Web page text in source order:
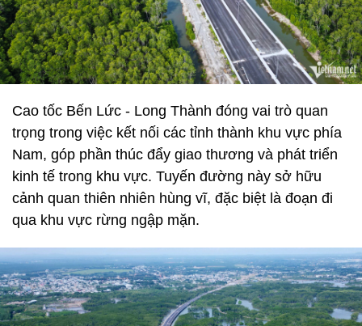
Cao tốc Bến Lức - Long Thành đóng vai trò quan
trọng trong việc kết nối các tỉnh thành khu vực phía
Nam, góp phần thúc đẩy giao thương và phát triển
kinh tế trong khu vực. Tuyến đường này sở hữu
cảnh quan thiên nhiên hùng vĩ, đặc biệt là đoạn đi
qua khu vực rừng ngập mặn.